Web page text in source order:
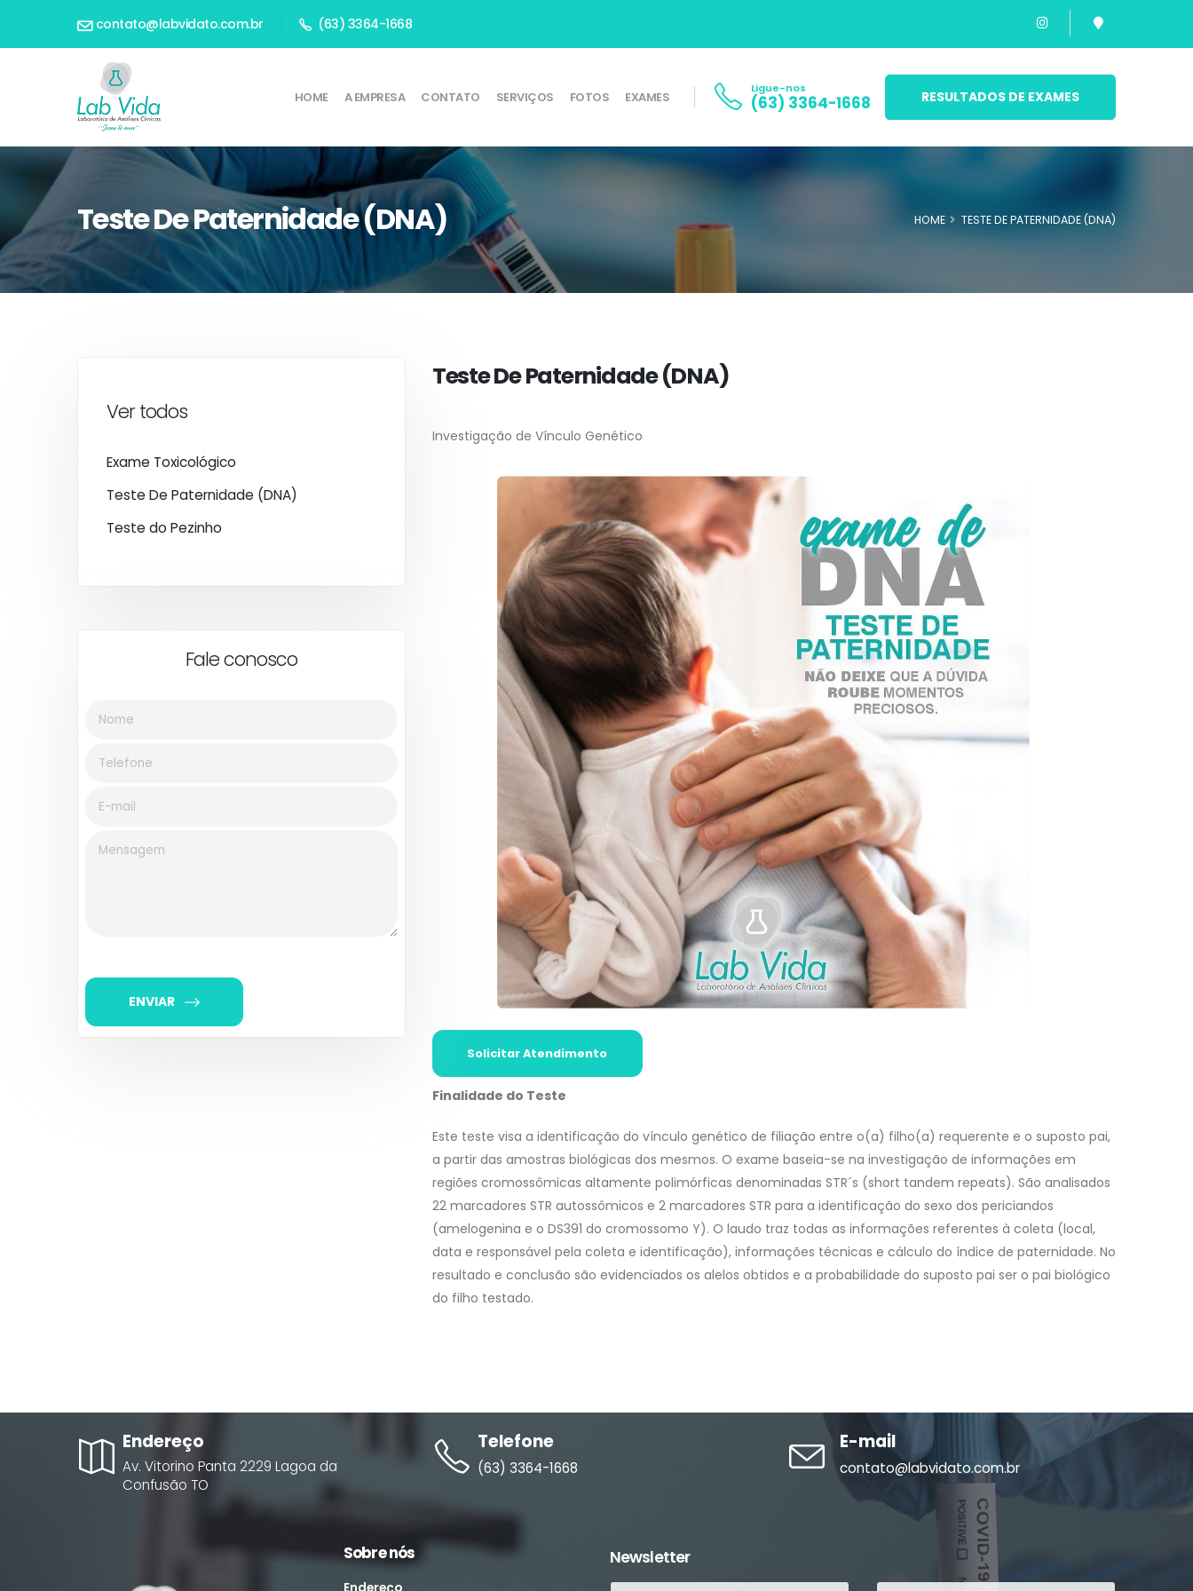
contato@labvidato.com.br (63) 3364-1668
HOME A EMPRESA CONTATO SERVIÇOS FOTOS EXAMES
Ligue-nos
(63) 3364-1668 RESULTADOS DE EXAMES
Teste De Paternidade (DNA) HOME TESTE DE PATERNIDADE (DNA)
Teste De Paternidade (DNA)
Investigação de Vínculo Genético
Solicitar Atendimento
Finalidade do Teste
Este teste visa a identificação do vínculo genético de filiação entre o(a) filho(a) requerente e o suposto pai,
a partir das amostras biológicas dos mesmos. O exame baseia-se na investigação de informações em
regiões cromossômicas altamente polimórficas denominadas STR´s (short tandem repeats). São analisados
22 marcadores STR autossômicos e 2 marcadores STR para a identificação do sexo dos periciandos
(amelogenina e o DS391 do cromossomo Y). O laudo traz todas as informações referentes à coleta (local,
data e responsável pela coleta e identificação), informações técnicas e cálculo do índice de paternidade. No
resultado e conclusão são evidenciados os alelos obtidos e a probabilidade do suposto pai ser o pai biológico
do filho testado.
Ver todos
Exame Toxicológico
Teste De Paternidade (DNA)
Teste do Pezinho
Fale conosco
ENVIAR
Endereço
Av. Vitorino Panta 2229 Lagoa da
Confusão TO
Telefone
(63) 3364-1668
E-mail
contato@labvidato.com.br
Sobre nós
Endereço
Newsletter